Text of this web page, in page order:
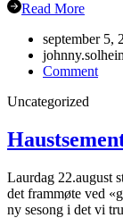
Read More
september 5,
Commenton
Uncategorized
Laurdag 22.august
det frammøte ved
ny sesong i det vi